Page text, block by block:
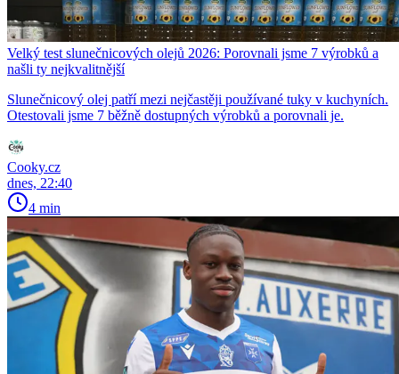
Velký test slunečnicových olejů 2026: Porovnali jsme 7 výrobků a
našli ty nejkvalitnější
Slunečnicový olej patří mezi nejčastěji používané tuky v kuchyních.
Otestovali jsme 7 běžně dostupných výrobků a porovnali je.
Cooky.cz
dnes, 22:40
4 min